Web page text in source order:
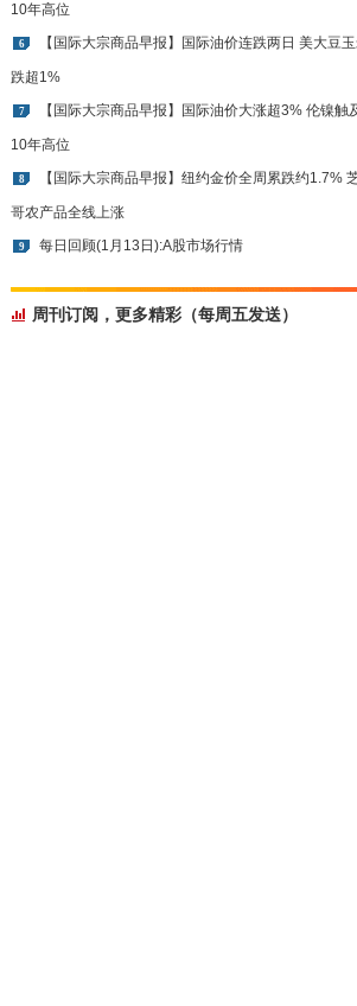
10年高位
6 【国际大宗商品早报】国际油价连跌两日 美大豆
跌超1%
7 【国际大宗商品早报】国际油价大涨超3% 伦镍触
10年高位
8 【国际大宗商品早报】纽约金价全周累跌约1.7%
哥农产品全线上涨
9 每日回顾(1月13日):A股市场行情
周刊订阅，更多精彩（每周五发送）